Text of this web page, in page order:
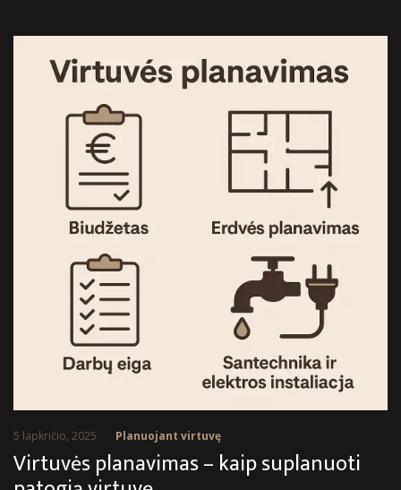
5 lapkričio, 2025 Planuojant virtuvę
Virtuvės planavimas – kaip suplanuoti